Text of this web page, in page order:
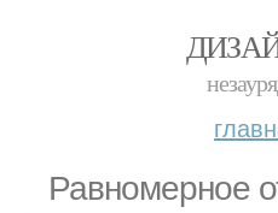
Равномерное